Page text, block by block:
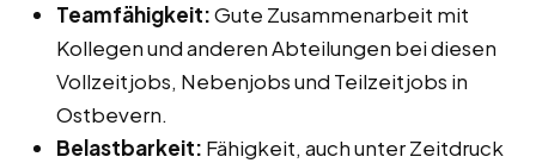
Teamfähigkeit:Gute Zusammenarbeit mit
Kollegen und anderen Abteilungen bei diesen
Vollzeitjobs, Nebenjobs und Teilzeitjobs in
Ostbevern.
Belastbarkeit: Fähigkeit, auch unter Zeitdruck